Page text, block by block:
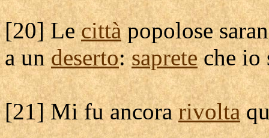
[20] Lecittà popolose
a undeserto:sapreteche io
[21] Mi fu ancorarivolta